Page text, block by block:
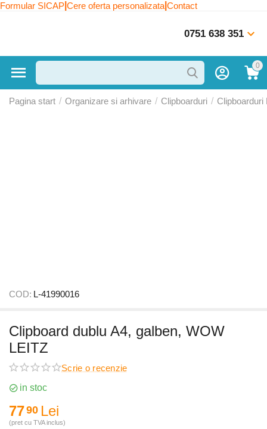
Formular SICAP Cere oferta personalizata Contact
0751 638 351
0
Pagina start / Organizare si arhivare / Clipboarduri / Clipboarduri
COD: L-41990016
Clipboard dublu A4, galben, WOW
LEITZ
Scrie o recenzie
in stoc
7790 Lei
(pret cu TVA inclus)